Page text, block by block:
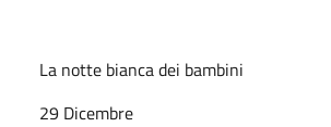
La notte bianca dei bambini
29 Dicembre